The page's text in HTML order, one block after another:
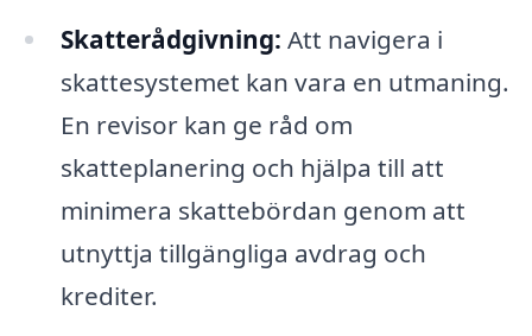
Skatterådgivning: Att navigera i
skattesystemet kan vara en utmaning.
En revisor kan ge råd om
skatteplanering och hjälpa till att
minimera skattebördan genom att
utnyttja tillgängliga avdrag och
krediter.